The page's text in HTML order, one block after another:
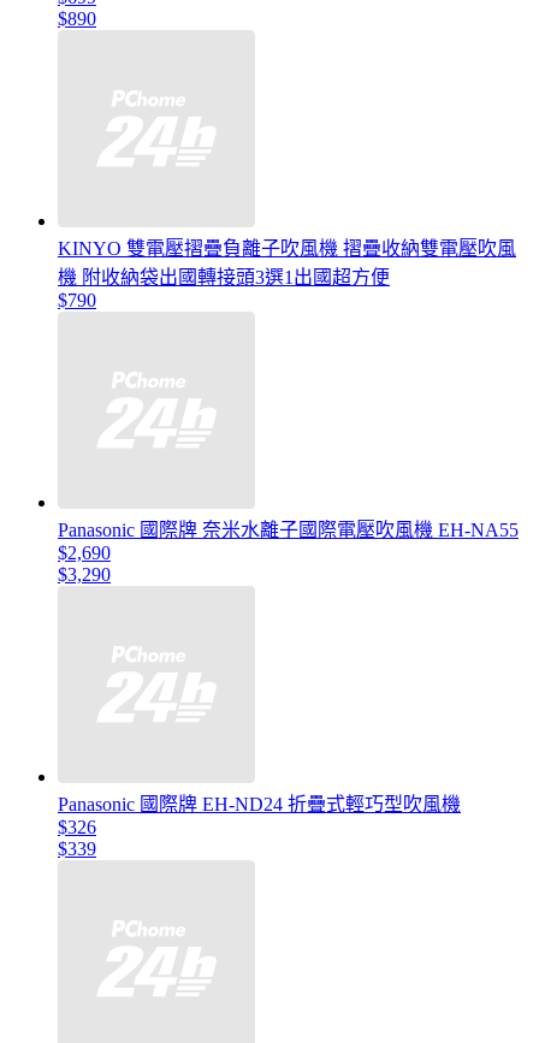
$890
KINYO 雙電壓摺疊負離子吹風機 摺疊收納雙電壓吹風
機 附收納袋出國轉接頭3選1出國超方便
$790
Panasonic 國際牌 奈米水離子國際電壓吹風機 EH-NA55
$2,690
$3,290
Panasonic 國際牌 EH-ND24 折疊式輕巧型吹風機
$326
$339